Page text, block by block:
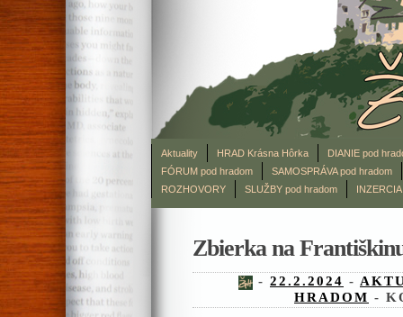
Aktuality HRAD Krásna Hôrka
DIANIE pod
FÓRUM pod hradom
SAMOSPRÁVA pod hradom
ROZHOVORY
SLUŽBY pod hradom
Zbierka na
- 22.2.2024 -
HRADOM -